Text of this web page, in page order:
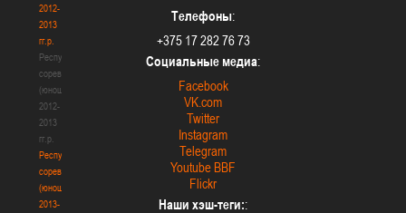
2012-
2013
гг.р.
Республиканские
соревнования
(юноши)
2012-
2013
гг.р.
Республиканские
соревнования
(юноши)
2013-
Телефоны:
+375 17 282 76 73
Социальные медиа:
Facebook
VK.com
Twitter
Instagram
Telegram
Youtube BBF
Flickr
Наши хэш-теги::